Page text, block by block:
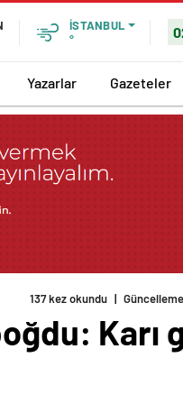
İSTANBUL
°
Yazarlar Gazeteler
137 kez okundu |
Karı